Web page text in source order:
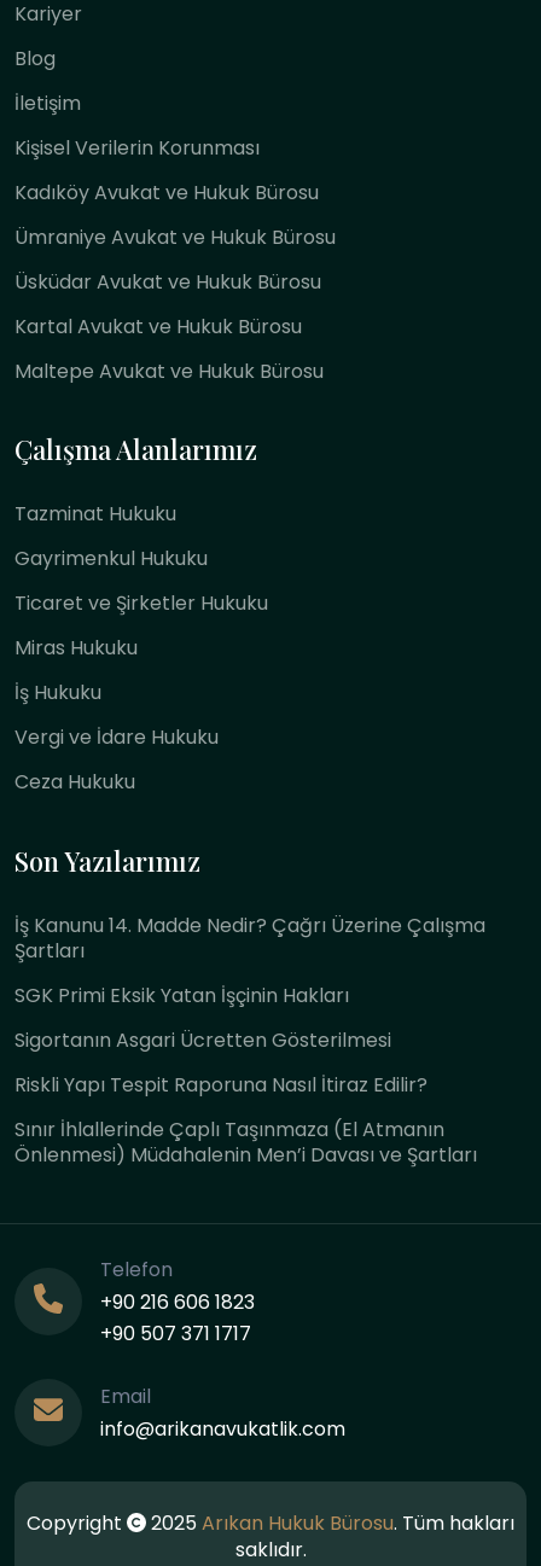
Kariyer
Blog
İletişim
Kişisel Verilerin Korunması
Kadıköy Avukat ve Hukuk Bürosu
Ümraniye Avukat ve Hukuk Bürosu
Üsküdar Avukat ve Hukuk Bürosu
Kartal Avukat ve Hukuk Bürosu
Maltepe Avukat ve Hukuk Bürosu
Çalışma Alanlarımız
Tazminat Hukuku
Gayrimenkul Hukuku
Ticaret ve Şirketler Hukuku
Miras Hukuku
İş Hukuku
Vergi ve İdare Hukuku
Ceza Hukuku
Son Yazılarımız
İş Kanunu 14. Madde Nedir? Çağrı Üzerine Çalışma
Şartları
SGK Primi Eksik Yatan İşçinin Hakları
Sigortanın Asgari Ücretten Gösterilmesi
Riskli Yapı Tespit Raporuna Nasıl İtiraz Edilir?
Sınır İhlallerinde Çaplı Taşınmaza (El Atmanın
Önlenmesi) Müdahalenin Men’i Davası ve Şartları
Telefon
+90 216 606 1823
+90 507 371 1717
Email
info@arikanavukatlik.com
Copyright 2025 Arıkan Hukuk Bürosu. Tüm hakları
saklıdır.